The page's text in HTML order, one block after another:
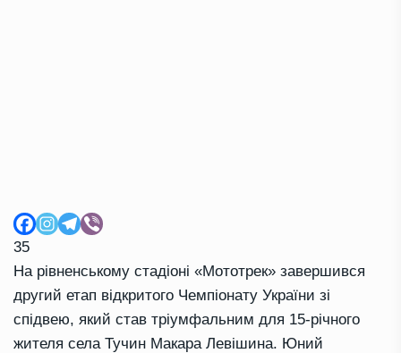
35
На рівненському стадіоні «Мототрек» завершився
другий етап відкритого Чемпіонату України зі
спідвею, який став тріумфальним для 15-річного
жителя села Тучин Макара Левішина. Юний